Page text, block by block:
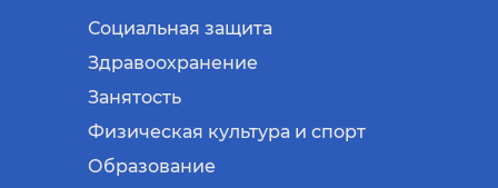
Социальная защита
Здравоохранение
Занятость
Физическая культура и спорт
Образование